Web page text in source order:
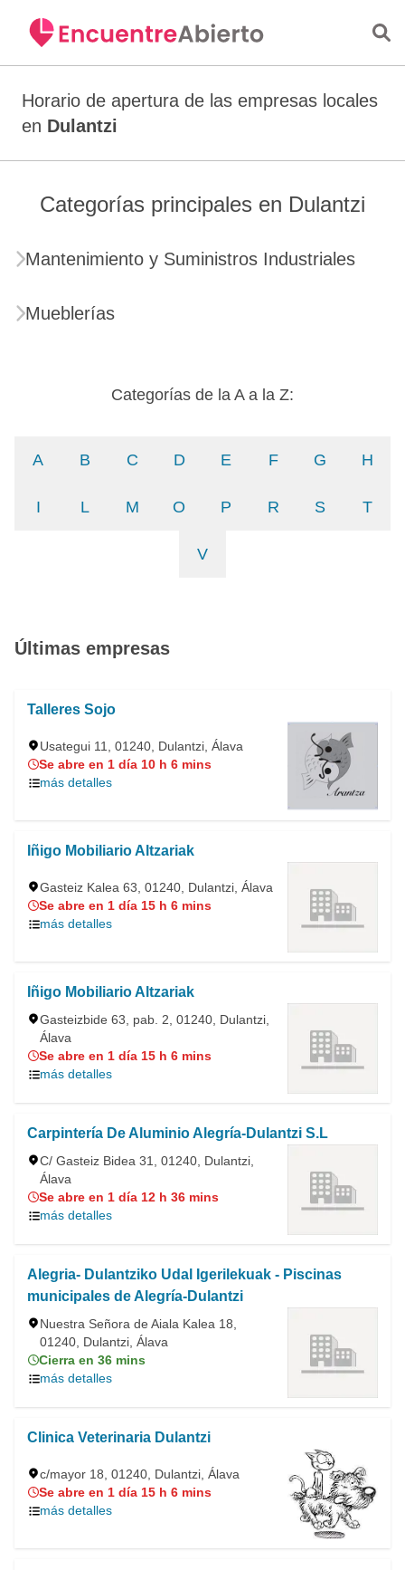
Horario de apertura de las empresas locales
en Dulantzi
Categorías principales en Dulantzi
Mantenimiento y Suministros Industriales
Mueblerías
Categorías de la A a la Z:
A B C D E F G H
I L M O P R S T
V
Últimas empresas
Talleres Sojo
Usategui 11, 01240, Dulantzi, Álava
Se abre en 1 día 10 h 6 mins
más detalles
Iñigo Mobiliario Altzariak
Gasteiz Kalea 63, 01240, Dulantzi, Álava
Se abre en 1 día 15 h 6 mins
más detalles
Iñigo Mobiliario Altzariak
Gasteizbide 63, pab. 2, 01240, Dulantzi,
Álava
Se abre en 1 día 15 h 6 mins
más detalles
Carpintería De Aluminio Alegría-Dulantzi S.L
C/ Gasteiz Bidea 31, 01240, Dulantzi,
Álava
Se abre en 1 día 12 h 36 mins
más detalles
Alegria- Dulantziko Udal Igerilekuak - Piscinas
municipales de Alegría-Dulantzi
Nuestra Señora de Aiala Kalea 18,
01240, Dulantzi, Álava
Cierra en 36 mins
más detalles
Clinica Veterinaria Dulantzi
c/mayor 18, 01240, Dulantzi, Álava
Se abre en 1 día 15 h 6 mins
más detalles